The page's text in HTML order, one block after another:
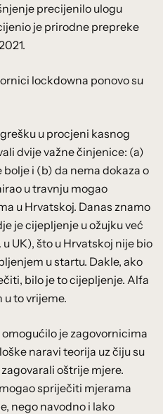
precijenilo ulogu
je prirodne prepreke
lockdowna ponovo su
u procjeni kasnog
dvije važne činjenice: (a)
i (b) da nema dokaza o
u travnju mogao
u Hrvatskoj. Danas znamo
je cijepljenje u ožujku već
UK), što u Hrvatskoj nije bio
u startu. Dakle, ako
bilo je to cijepljenje. Alfa
u to vrijeme.
je zagovornicima
naravi teorija uz čiju su
oštrije mjere.
spriječiti mjerama
nego navodno i lako